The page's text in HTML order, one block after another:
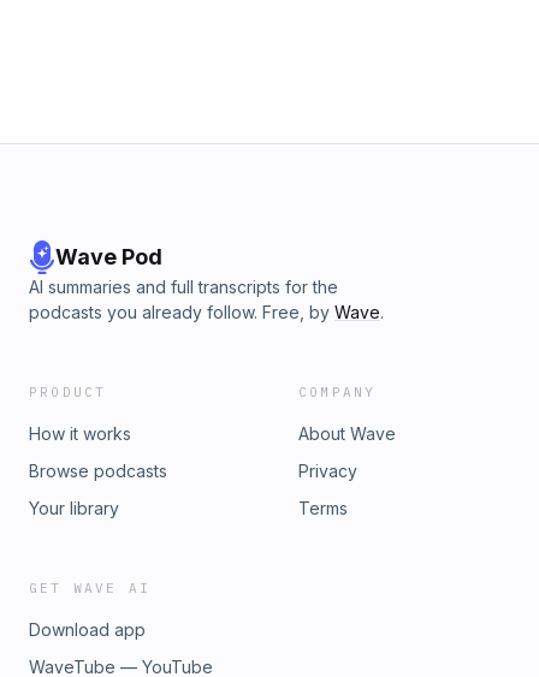
Wave Pod
AI summaries and full transcripts for the
podcasts you already follow. Free, by Wave.
PRODUCT
How it works
Browse podcasts
Your library
COMPANY
About Wave
Privacy
Terms
GET WAVE AI
Download app
WaveTube — YouTube